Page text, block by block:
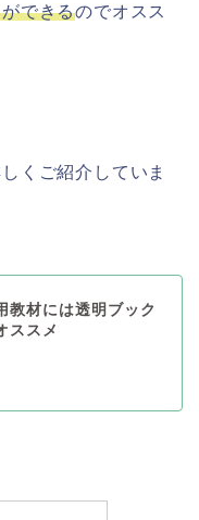
できるのでオスス
くご紹介していま
教材には透明ブック
ススメ